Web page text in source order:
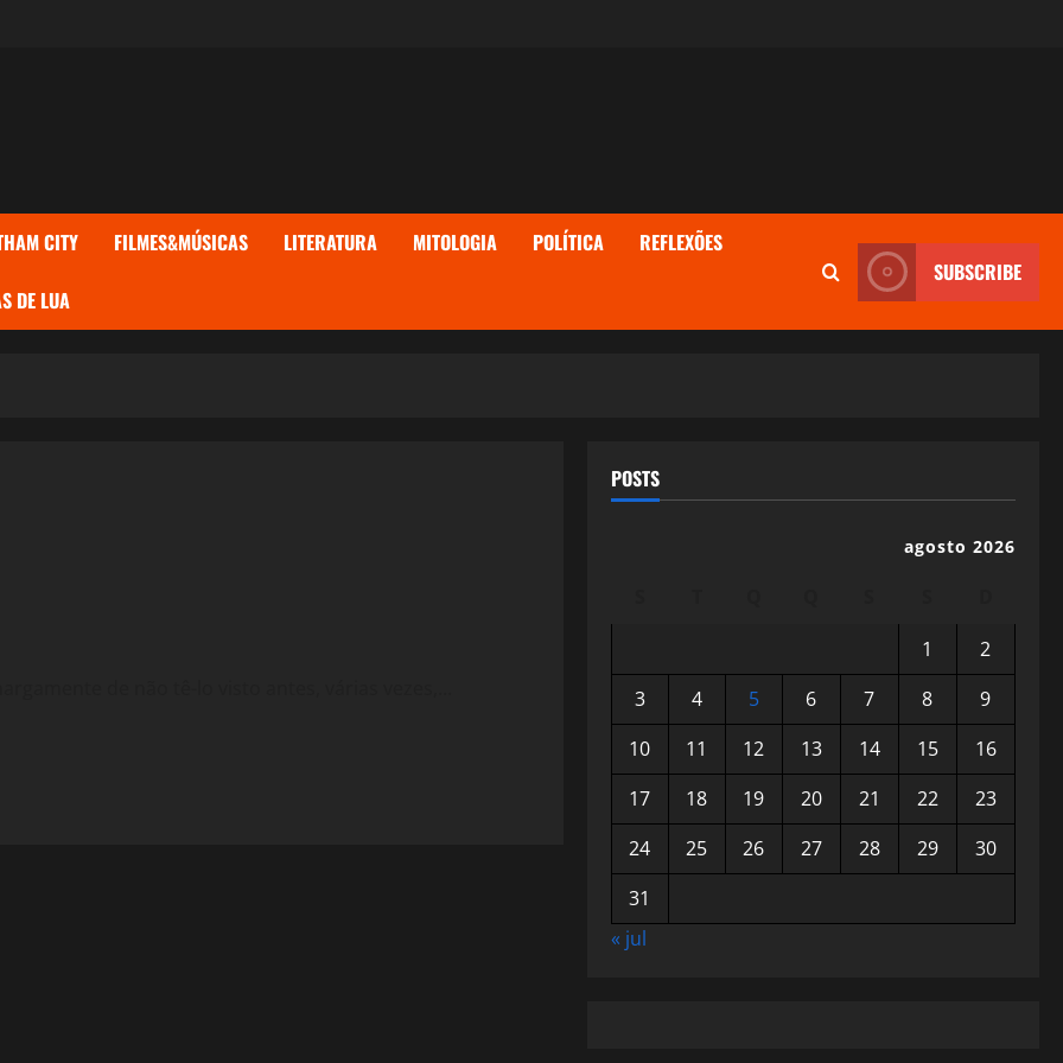
CITY FILMES&MÚSICAS LITERATURA MITOLOGIA POLÍTICA REFLEXÕES
DE LUA
SUBSCRIBE
POSTS
agosto 2026
1
2
3
4 5 6 7 8
9
10
11 12 13 14 15
16
17
18 19 20 21 22
23
24
25 26 27 28 29
30
31
« jul